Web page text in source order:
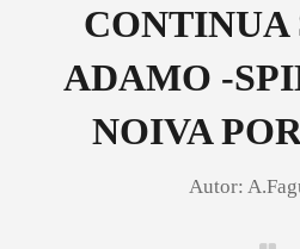
Sair
CONTINUA
ADAMO -
NOIVA
Autor: